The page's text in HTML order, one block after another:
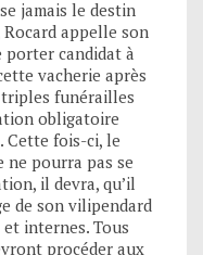
jamais le destin
appelle son
porter candidat à
vacherie après
triples funérailles
obligatoire
Cette fois-ci, le
ne pourra pas se
il devra, qu’il
de son vilipendard
internes. Tous
procéder aux